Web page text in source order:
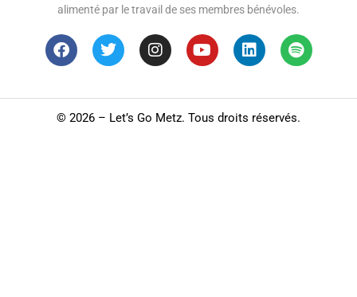
alimenté par le travail de ses membres bénévoles.
© 2026 – Let’s Go Metz. Tous droits réservés.